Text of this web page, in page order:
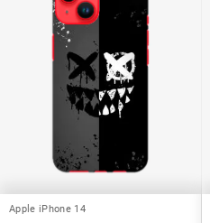
Apple iPhone 14